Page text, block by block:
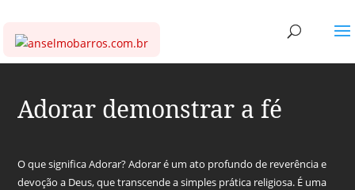
Adorar demonstrar a fé
O que significa Adorar? Adorar é um ato profundo de reverência e
devoção a Deus, que transcende a simples prática religiosa. É uma